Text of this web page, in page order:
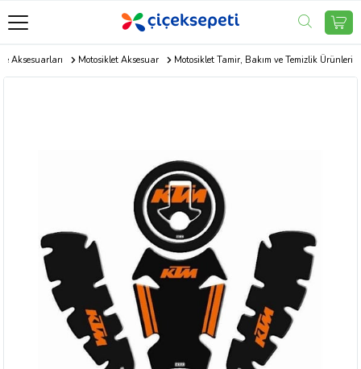
Aksesuarları Motosiklet Aksesuar Motosiklet Tamir, Bakım ve Temizlik Ürünleri